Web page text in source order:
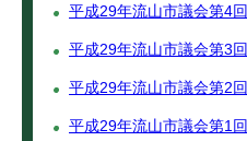
平成29年流山市議会第4
平成29年流山市議会第3
平成29年流山市議会第2
平成29年流山市議会第1